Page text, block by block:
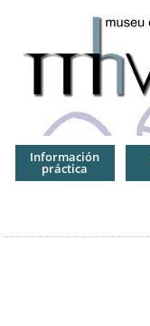
Información
práctica